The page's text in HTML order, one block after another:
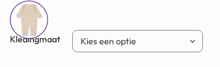
Kledingmaat